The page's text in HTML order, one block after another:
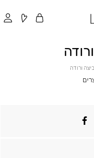
ורודה
facebook